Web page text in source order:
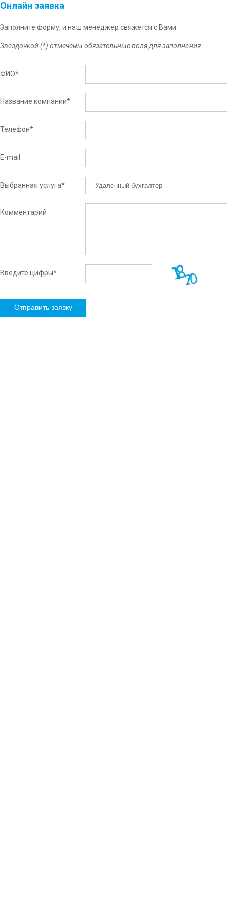
Онлайн заявка
Заполните форму, и наш менеджер свяжется с Вами.
Звездочкой (*) отмечены обязательные поля для заполнения.
ФИО*
Название компании*
Телефон*
E-mail
Выбранная услуга*
Комментарий
Введите цифры*